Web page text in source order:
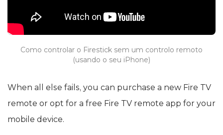
Como controlar o Firestick sem um controlo remoto
(usando o seu iPhone)
When all else fails, you can purchase a new Fire TV
remote or opt for a free Fire TV remote app for your
mobile device.